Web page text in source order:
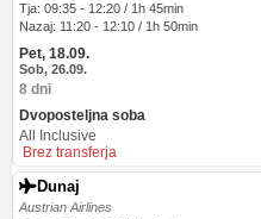
Tja: 09:35 - 12:20 / 1h 45min
Nazaj: 11:20 - 12:10 / 1h 50min
Pet, 18.09.
Sob, 26.09.
8 dni
Dvoposteljna soba
All Inclusive
Brez transferja
Dunaj
Austrian Airlines